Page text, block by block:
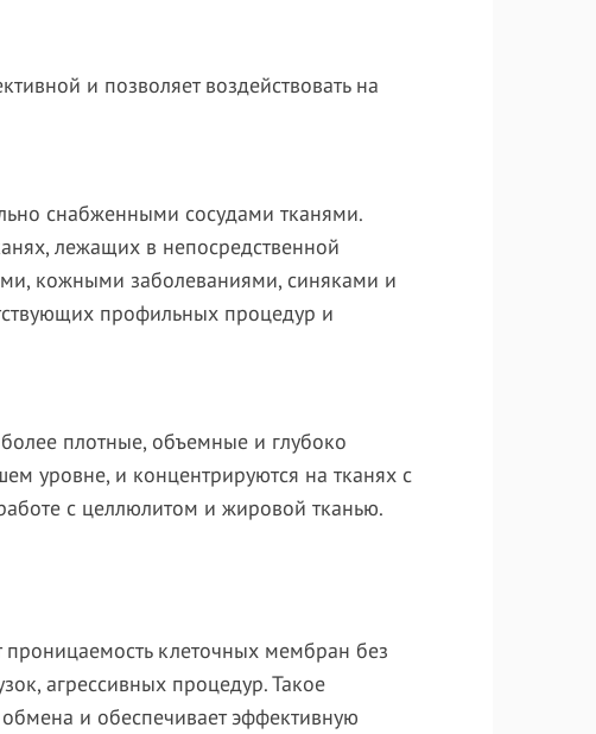
и позволяет воздействовать на
снабженными сосудами тканями.
лежащих в непосредственной
кожными заболеваниями, синяками и
профильных процедур и
плотные, объемные и глубоко
уровне, и концентрируются на тканях с
с целлюлитом и жировой тканью.
проницаемость клеточных мембран без
агрессивных процедур. Такое
и обеспечивает эффективную